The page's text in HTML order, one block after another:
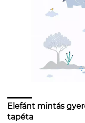
Elefánt mintás
tapéta